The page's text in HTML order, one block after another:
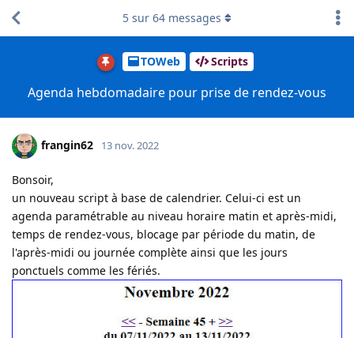
TOWeb Scripts
Agenda hebdomadaire pour prise de rendez-vous
5 sur 64 messages
frangin62 13 nov. 2022
Bonsoir,
un nouveau script à base de calendrier. Celui-ci est un
agenda paramétrable au niveau horaire matin et après-midi,
temps de rendez-vous, blocage par période du matin, de
l'après-midi ou journée complète ainsi que les jours
ponctuels comme les fériés.